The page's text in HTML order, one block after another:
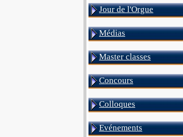
Jour de l'Orgue
Médias
Master classes
Concours
Colloques
Evénements